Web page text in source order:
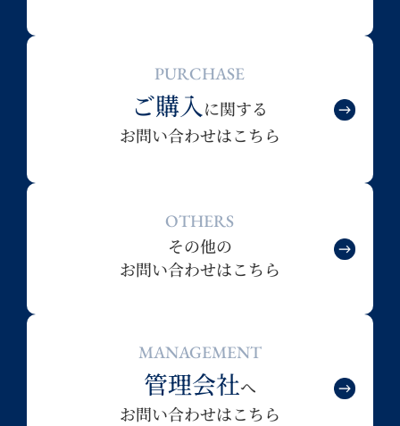
PURCHASE
ご購入に関する
お問い合わせはこちら
OTHERS
その他の
お問い合わせはこちら
MANAGEMENT
管理会社へ
お問い合わせはこちら